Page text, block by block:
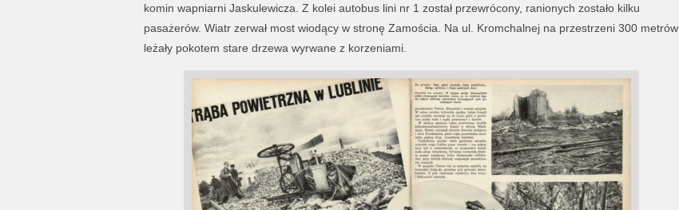
komin wapniarni Jaskulewicza. Z kolei autobus lini nr 1 został przewrócony, ranionych zostało kilku
pasażerów. Wiatr zerwał most wiodący w stronę Zamościa. Na ul. Kromchalnej na przestrzeni 300 metrów
leżały pokotem stare drzewa wyrwane z korzeniami.